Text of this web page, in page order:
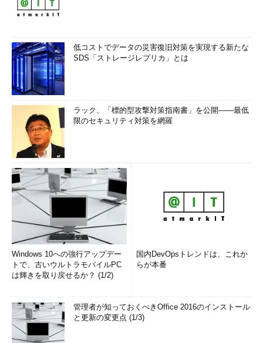
低コストでデータの災害復旧対策を実現する新たな
SDS「ストレージレプリカ」とは
ラック、「標的型攻撃対策指南書」を公開――最低
限のセキュリティ対策を網羅
Windows 10への強行アップデー
トで、古いウルトラモバイルPC
は輝きを取り戻せるか？ (1/2)
国内DevOpsトレンドは、これか
らが本番
管理者が知っておくべきOffice 2016のインストール
と更新の変更点 (1/3)